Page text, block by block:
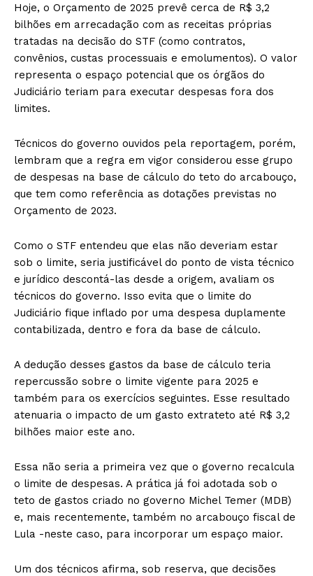
Hoje, o Orçamento de 2025 prevê cerca de R$ 3,2
bilhões em arrecadação com as receitas próprias
tratadas na decisão do STF (como contratos,
convênios, custas processuais e emolumentos). O valor
representa o espaço potencial que os órgãos do
Judiciário teriam para executar despesas fora dos
limites.
Técnicos do governo ouvidos pela reportagem, porém,
lembram que a regra em vigor considerou esse grupo
de despesas na base de cálculo do teto do arcabouço,
que tem como referência as dotações previstas no
Orçamento de 2023.
Como o STF entendeu que elas não deveriam estar
sob o limite, seria justificável do ponto de vista técnico
e jurídico descontá-las desde a origem, avaliam os
técnicos do governo. Isso evita que o limite do
Judiciário fique inflado por uma despesa duplamente
contabilizada, dentro e fora da base de cálculo.
A dedução desses gastos da base de cálculo teria
repercussão sobre o limite vigente para 2025 e
também para os exercícios seguintes. Esse resultado
atenuaria o impacto de um gasto extrateto até R$ 3,2
bilhões maior este ano.
Essa não seria a primeira vez que o governo recalcula
o limite de despesas. A prática já foi adotada sob o
teto de gastos criado no governo Michel Temer (MDB)
e, mais recentemente, também no arcabouço fiscal de
Lula -neste caso, para incorporar um espaço maior.
Um dos técnicos afirma, sob reserva, que decisões